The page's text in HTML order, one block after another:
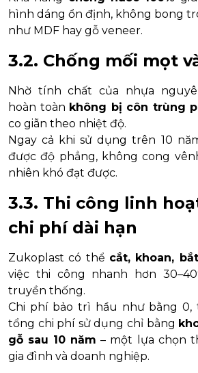
hình dáng ổn định, không bong
như MDF hay gỗ veneer.
3.2. Chống mối mọt
Nhờ tính chất của nhựa
hoàn toàn không bị côn trùng
co giãn theo nhiệt độ.
Ngay cả khi sử dụng trên 10
được độ phẳng, không cong
nhiên khó đạt được.
3.3. Thi công linh
chi phí dài hạn
Zukoplast có thể cắt, khoan,
việc thi công nhanh hơn
truyền thống.
Chi phí bảo trì hầu như bằng 0,
tổng chi phí sử dụng chỉ bằng
gỗ sau 10 năm – một lựa chọn
gia đình và doanh nghiệp.